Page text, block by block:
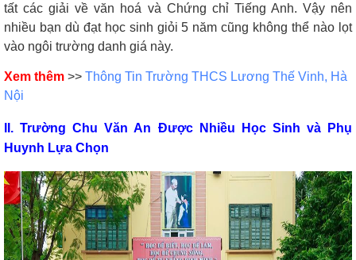
tất các giải về văn hoá và Chứng chỉ Tiếng Anh. Vậy nên
nhiều bạn dù đạt học sinh giỏi 5 năm cũng không thể nào lọt
vào ngôi trường danh giá này.
Xem thêm >> Thông Tin Trường THCS Lương Thế Vinh, Hà
Nội
II. Trường Chu Văn An Được Nhiều Học Sinh và Phụ
Huynh Lựa Chọn